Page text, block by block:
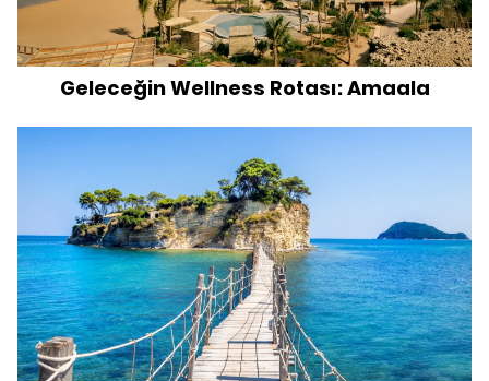
Geleceğin Wellness Rotası: Amaala